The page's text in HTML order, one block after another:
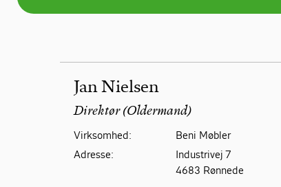
Jan Nielsen
Direktør (Oldermand)
Virksomhed:
Beni Møbler
Adresse:
Industrivej 7
4683 Rønnede